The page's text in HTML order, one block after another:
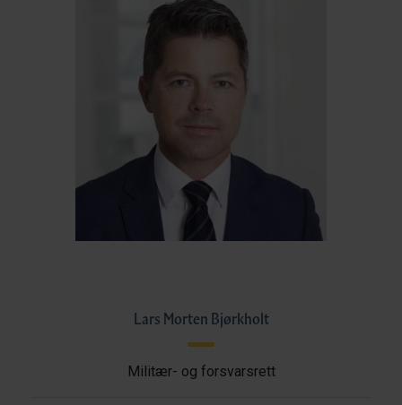
Lars Morten Bjørkholt
Militær- og forsvarsrett